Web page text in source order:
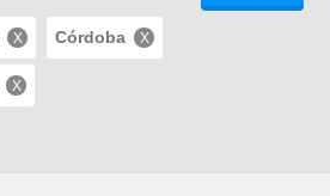
Córdoba